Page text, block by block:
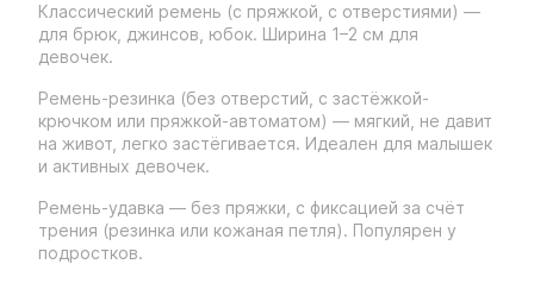
Классический ремень (с пряжкой, с отверстиями) —
для брюк, джинсов, юбок. Ширина 1–2 см для
девочек.
Ремень-резинка (без отверстий, с застёжкой-
крючком или пряжкой-автоматом) — мягкий, не давит
на живот, легко застёгивается. Идеален для малышек
и активных девочек.
Ремень-удавка — без пряжки, с фиксацией за счёт
трения (резинка или кожаная петля). Популярен у
подростков.